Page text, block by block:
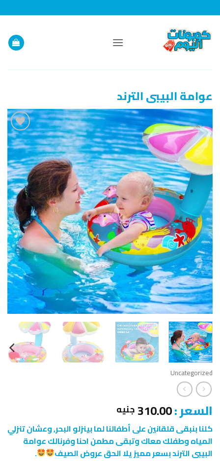
للمحتوى
عوامة البيبى الترند
إضافة
إلى
قائمة
الرغبات
Uncategorized
السعر :310.00 جنيه
كلنا بنبقى قلقانين على أطفالنا لما بينزلو البحر, وعشان تنزلي
المياه وطفلك معاك وتبقى مطمن احنا وفرنالك عوامة
البيبى الترند بسعر مميز يلا الحق عروض الصيف
.